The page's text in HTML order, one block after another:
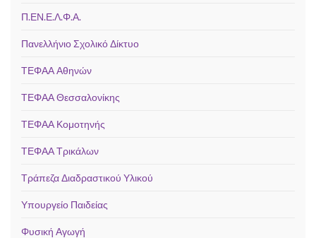
Π.ΕΝ.Ε.Λ.Φ.Α.
Πανελλήνιο Σχολικό Δίκτυο
ΤΕΦΑΑ Αθηνών
ΤΕΦΑΑ Θεσσαλονίκης
ΤΕΦΑΑ Κομοτηνής
ΤΕΦΑΑ Τρικάλων
Τράπεζα Διαδραστικού Υλικού
Υπουργείο Παιδείας
Φυσική Αγωγή